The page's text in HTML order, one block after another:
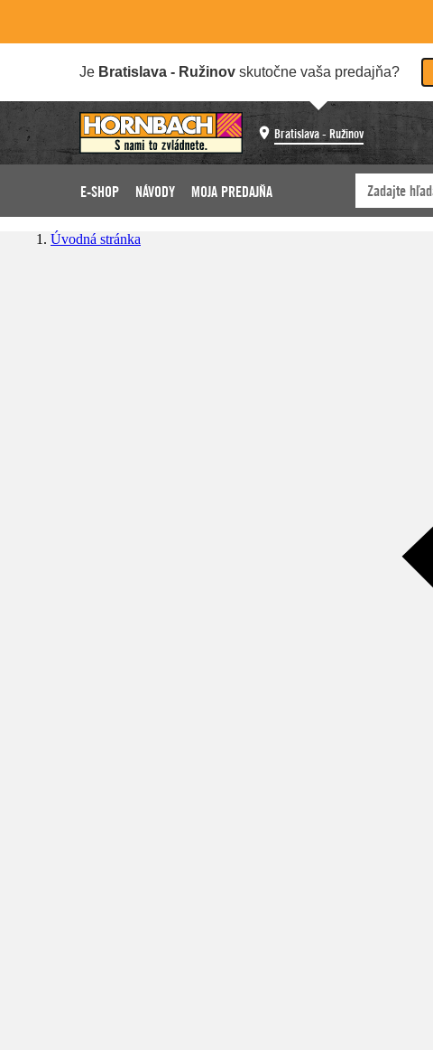
Je Bratislava - Ružinov skutočne vaša predajňa?
Bratislava - Ružinov
E-SHOP NÁVODY MOJA PREDAJŇA
Úvodná stránka